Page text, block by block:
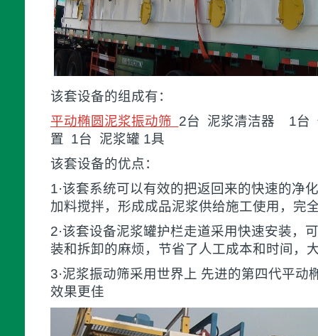
该套设备的组成有：
平动椭圆泥浆振动筛 2台 泥浆清洁器 1台
置 1台 泥浆罐 1具
该套设备的优点：
1·该套系统可以有效的把返回来的快速的净
加料搅拌，形成成品泥浆供给施工使用，完
2·该套设备泥浆罐护栏走道采用快速安装，
装和拆卸的麻烦，节省了人工成本和时间，
3·泥浆振动筛采用世界上 先进的第四代平动
效果更佳